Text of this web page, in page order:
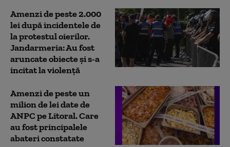
Amenzi de peste 2.000
lei după incidentele de
la protestul oierilor.
Jandarmeria: Au fost
aruncate obiecte și s-a
incitat la violență
Amenzi de peste un
milion de lei date de
ANPC pe Litoral. Care
au fost principalele
abateri constatate